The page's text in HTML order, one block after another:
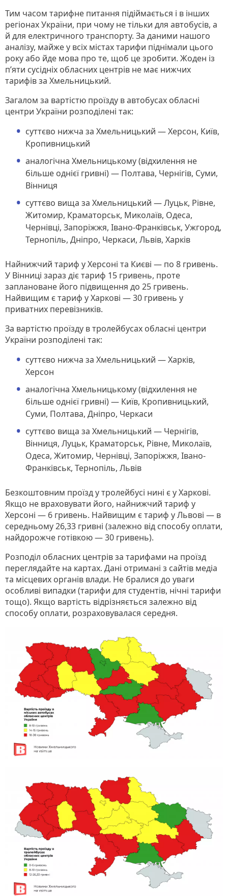
Тим часом тарифне питання підіймається і в інших
регіонах України, при чому не тільки для автобусів, а
й для електричного транспорту. За даними нашого
аналізу, майже у всіх містах тарифи піднімали цього
року або йде мова про те, щоб це зробити. Жоден із
п’яти сусідніх обласних центрів не має нижчих
тарифів за Хмельницький.
Загалом за вартістю проїзду в автобусах обласні
центри України розподілені так:
суттєво нижча за Хмельницький — Херсон, Київ,
Кропивницький
аналогічна Хмельницькому (відхилення не
більше однієї гривні) — Полтава, Чернігів, Суми,
Вінниця
суттєво вища за Хмельницький — Луцьк, Рівне,
Житомир, Краматорськ, Миколаїв, Одеса,
Чернівці, Запоріжжя, Івано-Франківськ, Ужгород,
Тернопіль, Дніпро, Черкаси, Львів, Харків
Найнижчий тариф у Херсоні та Києві — по 8 гривень.
У Вінниці зараз діє тариф 15 гривень, проте
заплановане його підвищення до 25 гривень.
Найвищим є тариф у Харкові — 30 гривень у
приватних перевізників.
За вартістю проїзду в тролейбусах обласні центри
України розподілені так:
суттєво нижча за Хмельницький — Харків,
Херсон
аналогічна Хмельницькому (відхилення не
більше однієї гривні) — Київ, Кропивницький,
Суми, Полтава, Дніпро, Черкаси
суттєво вища за Хмельницький — Чернігів,
Вінниця, Луцьк, Краматорськ, Рівне, Миколаїв,
Одеса, Житомир, Чернівці, Запоріжжя, Івано-
Франківськ, Тернопіль, Львів
Безкоштовним проїзд у тролейбусі нині є у Харкові.
Якщо не враховувати його, найнижчий тариф у
Херсоні — 6 гривень. Найвищим є тариф у Львові — в
середньому 26,33 гривні (залежно від способу оплати,
найдорожче готівкою — 30 гривень).
Розподіл обласних центрів за тарифами на проїзд
переглядайте на картах. Дані отримані з сайтів медіа
та місцевих органів влади. Не бралися до уваги
особливі випадки (тарифи для студентів, нічні тарифи
тощо). Якщо вартість відрізняється залежно від
способу оплати, розраховувалася середня.